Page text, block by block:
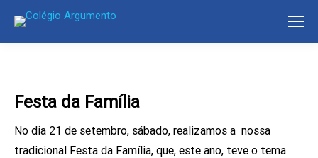
Festa da Família
No dia 21 de setembro, sábado, realizamos a nossa
tradicional Festa da Família, que, este ano, teve o tema